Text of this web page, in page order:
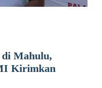
Mahulu,
Kirimkan